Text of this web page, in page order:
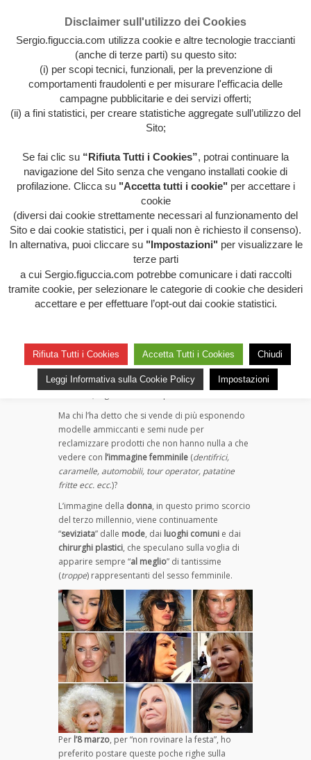
Archivio intera attività artistica di Sergio Figuccia & Opinionismo
personale
HOME/EVIDENZA/ HOME/HORROR
/ORRORI DI STAMPA
FOLLE SOCIETÀ/DONNE! … E’ ARRIVATO IL
BOTULINO!
Donne!
…
E’
arrivato
botulino!
437
Ma chi l’ha detto che gli uomini cercano e
gradiscono le donne rifatte, magre come
Ma chi l’ha detto che si vende di più esponendo
modelle ammiccanti e semi nude per
reclamizzare prodotti che non hanno nulla a che
vedere con l’immagine femminile (dentifrici,
caramelle, automobili, tour operator, patatine
fritte ecc. ecc.)?
L’immagine della donna, in questo primo scorcio
del terzo millennio, viene continuamente
“seviziata” dalle mode, dai luoghi comuni e dai
chirurghi plastici, che speculano sulla voglia di
apparire sempre “al meglio” di tantissime
(troppe) rappresentanti del sesso femminile.
Per l’8 marzo, per “non rovinare la festa”, ho
preferito postare queste poche righe sulla
Disclaimer sull'utilizzo dei Cookies
Sergio.figuccia.com utilizza cookie e altre tecnologie traccianti
(anche di terze parti) su questo sito:
(i) per scopi tecnici, funzionali, per la prevenzione di
comportamenti fraudolenti e per misurare l'efficacia delle
campagne pubblicitarie e dei servizi offerti;
(ii) a fini statistici, per creare statistiche aggregate sull’utilizzo del
Sito;
Se fai clic su “Rifiuta Tutti i Cookies”, potrai continuare la
navigazione del Sito senza che vengano installati cookie di
profilazione. Clicca su "Accetta tutti i cookie" per accettare i
cookie
(diversi dai cookie strettamente necessari al funzionamento del
Sito e dai cookie statistici, per i quali non è richiesto il consenso).
In alternativa, puoi cliccare su "Impostazioni" per visualizzare le
terze parti
a cui Sergio.figuccia.com potrebbe comunicare i dati raccolti
tramite cookie, per selezionare le categorie di cookie che desideri
accettare e per effettuare l’opt-out dai cookie statistici.
Rifiuta Tutti i Cookies Accetta Tutti i Cookies Chiudi
Leggi Informativa sulla Cookie Policy Impostazioni